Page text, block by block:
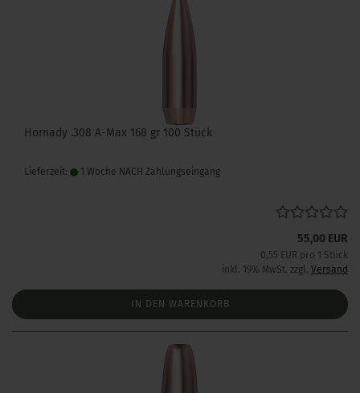
Hornady .308 A-Max 168 gr 100 Stück
Lieferzeit: 1 Woche NACH Zahlungseingang
55,00 EUR
0,55 EUR pro 1 Stück
inkl. 19% MwSt. zzgl. Versand
IN DEN WARENKORB